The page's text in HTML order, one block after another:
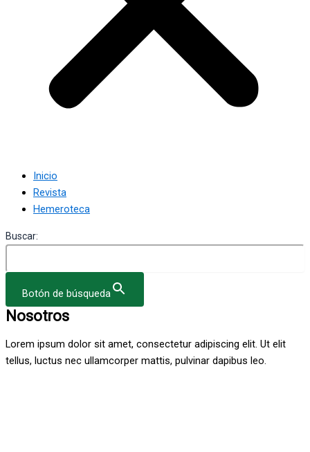
Inicio
Revista
Hemeroteca
Buscar:
Botón de búsqueda
Nosotros
Lorem ipsum dolor sit amet, consectetur adipiscing elit. Ut elit
tellus, luctus nec ullamcorper mattis, pulvinar dapibus leo.